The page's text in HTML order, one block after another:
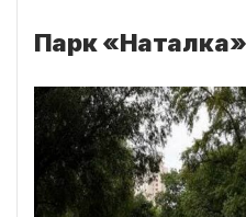
Парк «Наталка»